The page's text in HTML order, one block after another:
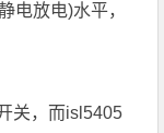
电放电)水平，
关，而isl5405